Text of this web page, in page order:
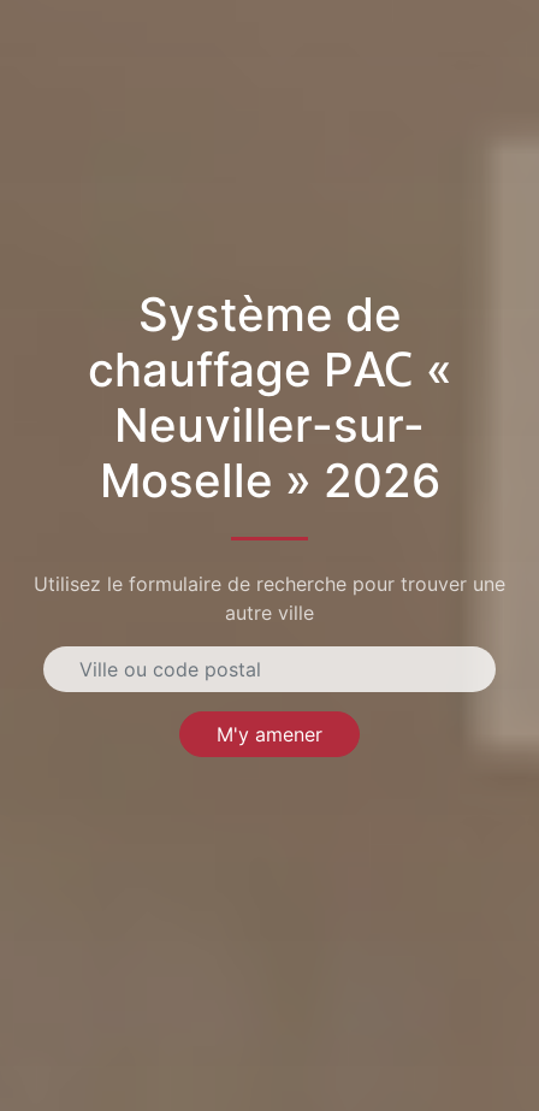
Système de
chauffage PAC «
Neuviller-sur-
Moselle » 2026
Utilisez le formulaire de recherche pour trouver une
autre ville
M'y amener